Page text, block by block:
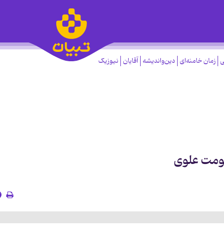
زمان خامنه‌ای دین‌واندیشه آقایان نیوزیک
علوی